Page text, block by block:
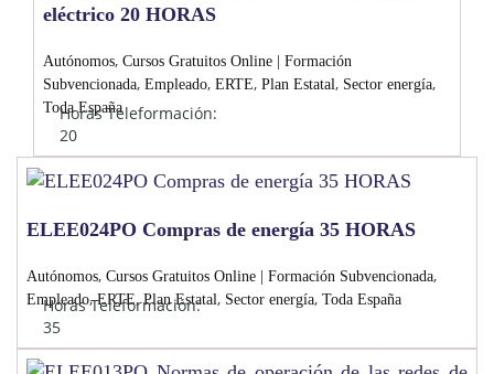
eléctrico 20 HORAS
Autónomos, Cursos Gratuitos Online | Formación
Subvencionada, Empleado, ERTE, Plan Estatal, Sector energía,
Toda España
Horas Teleformación:
20
ELEE024PO Compras de energía 35 HORAS
Autónomos, Cursos Gratuitos Online | Formación Subvencionada,
Empleado,ERTE,Plan Estatal, Sector energía, Toda España
Horas Teleformación:
35